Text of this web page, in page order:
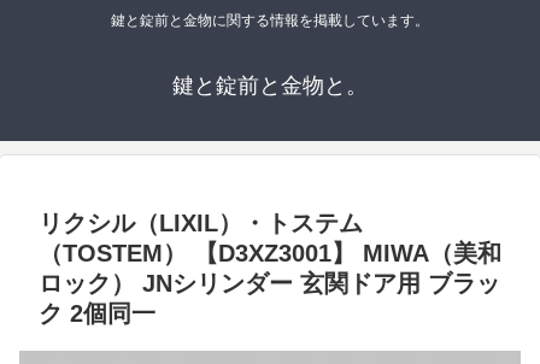
鍵と錠前と金物に関する情報を掲載しています。
鍵と錠前と金物と。
リクシル（LIXIL）・トステム
（TOSTEM） 【D3XZ3001】 MIWA（美和
ロック） JNシリンダー 玄関ドア用 ブラッ
ク 2個同一